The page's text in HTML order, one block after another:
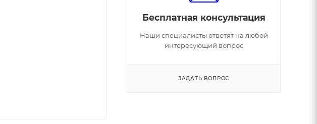
Бесплатная консультация
Наши специалисты ответят на любой
интересующий вопрос
ЗАДАТЬ ВОПРОС